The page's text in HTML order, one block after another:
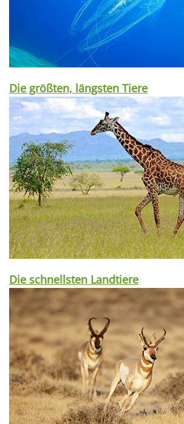
Die größten, längsten Tiere
Die schnellsten Landtiere